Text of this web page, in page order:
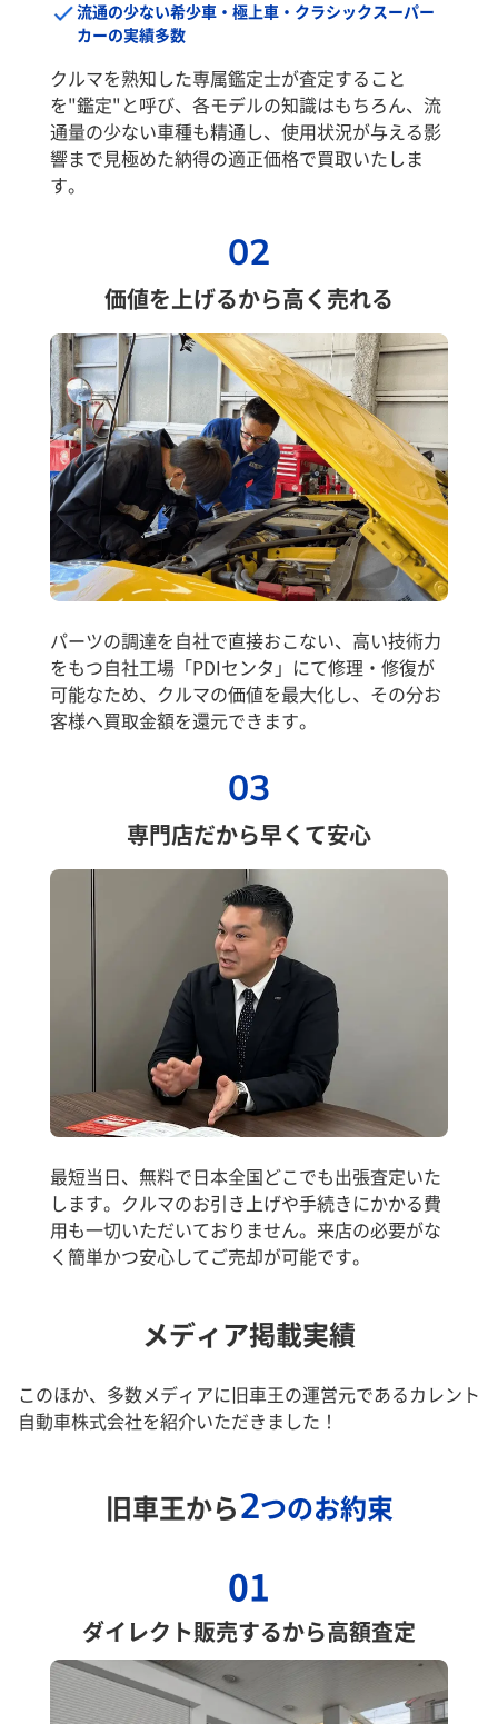
流通の少ない希少車・極上車・クラシックスーパー
カーの実績多数
クルマを熟知した専属鑑定士が査定すること
を"鑑定"と呼び、各モデルの知識はもちろん、流
通量の少ない車種も精通し、使用状況が与える影
響まで見極めた納得の適正価格で買取いたしま
す。
02
価値を上げるから高く売れる
パーツの調達を自社で直接おこない、高い技術力
をもつ自社工場「PDIセンタ」にて修理・修復が
可能なため、クルマの価値を最大化し、その分お
客様へ買取金額を還元できます。
03
専門店だから早くて安心
最短当日、無料で日本全国どこでも出張査定いた
します。クルマのお引き上げや手続きにかかる費
用も一切いただいておりません。来店の必要がな
く簡単かつ安心してご売却が可能です。
メディア掲載実績
このほか、多数メディアに旧車王の運営元であるカレント
自動車株式会社を紹介いただきました！
旧車王から2つのお約束
01
ダイレクト販売するから高額査定